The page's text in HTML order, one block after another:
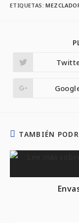
ETIQUETAS:
TAMBIÉN